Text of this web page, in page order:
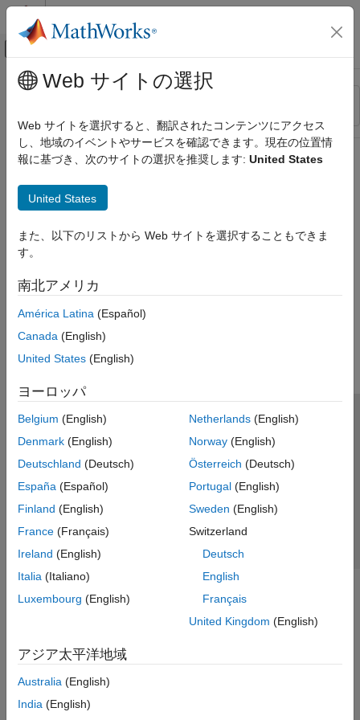
コンテンツへスキップ
オフキャンバス ナビゲーション メ
リソース
ステータス
メインコンテンツ
Web サイトの選択
Web サイトを選択すると、翻訳されたコンテンツにアクセス
し、地域のイベントやサービスを確認できます。現在の位置情
報に基づき、次のサイトの選択を推奨します: United States
United States
また、以下のリストから Web サイトを選択することもできま
す。
南北アメリカ
América Latina (Español)
Canada (English)
United States (English)
ヨーロッパ
Belgium (English)
Denmark (English)
Deutschland (Deutsch)
España (Español)
Finland (English)
France (Français)
Ireland (English)
Italia (Italiano)
Luxembourg (English)
Netherlands(English)
Norway(English)
Österreich (Deutsch)
Portugal(English)
Sweden (English)
Switzerland
Deutsch
English
Français
United Kingdom (English)
アジア太平洋地域
Australia (English)
India (English)
トラストセンター
プライバシー ポリシー
違法コピー防止
アプリケーション ステータス
© 1994-2026 The MathWorks, Inc.